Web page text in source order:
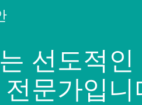
선도적인
전문가입니